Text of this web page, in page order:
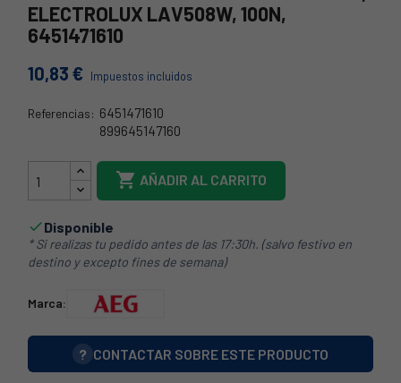
ELECTROLUX LAV508W, 100N,
6451471610
10,83 € Impuestos incluidos
Referencias: 6451471610
899645147160
 AÑADIR AL CARRITO
Disponible
* Si realizas tu pedido antes de las 17:30h. (salvo festivo en
destino y excepto fines de semana)
Marca:
? CONTACTAR SOBRE ESTE PRODUCTO